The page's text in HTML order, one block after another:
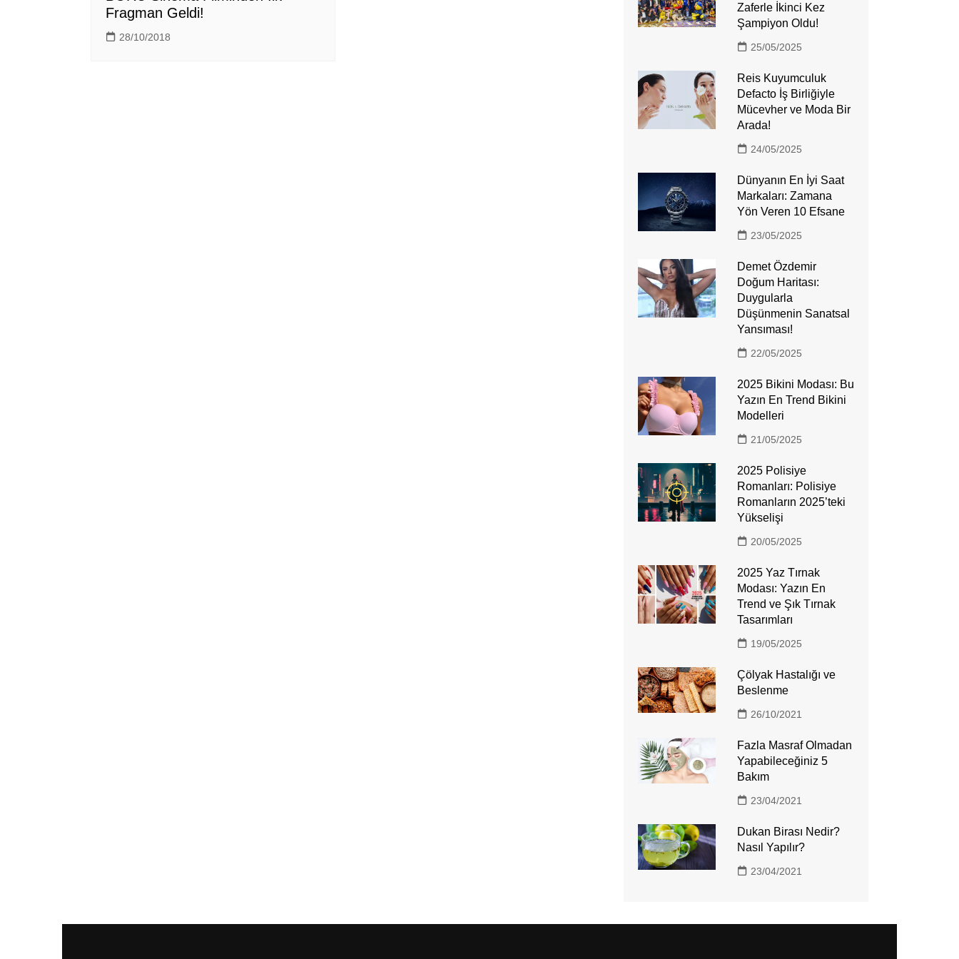
Fragman Geldi!
28/10/2018
Zaferle İkinci Kez
Şampiyon Oldu!
25/05/2025
Reis Kuyumculuk
Defacto İş Birliğiyle
Mücevher ve Moda Bir
Arada!
24/05/2025
Dünyanın En İyi Saat
Markaları: Zamana
Yön Veren 10 Efsane
23/05/2025
Demet Özdemir
Doğum Haritası:
Duygularla
Düşünmenin Sanatsal
Yansıması!
22/05/2025
2025 Bikini Modası: Bu
Yazın En Trend Bikini
Modelleri
21/05/2025
2025 Polisiye
Romanları: Polisiye
Romanların 2025’teki
Yükselişi
20/05/2025
2025 Yaz Tırnak
Modası: Yazın En
Trend ve Şık Tırnak
Tasarımları
19/05/2025
Çölyak Hastalığı ve
Beslenme
26/10/2021
Fazla Masraf Olmadan
Yapabileceğiniz 5
Bakım
23/04/2021
Dukan Birası Nedir?
Nasıl Yapılır?
23/04/2021